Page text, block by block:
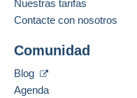
Nuestras tarifas
Contacte con nosotros
Comunidad
Blog
Agenda